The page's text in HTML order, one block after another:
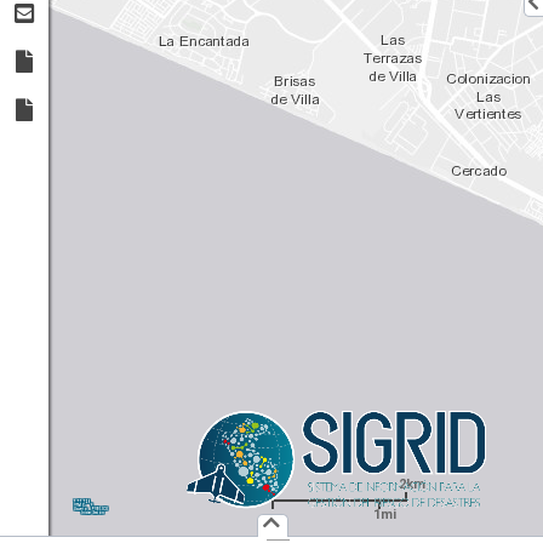
1: 72,224
UTM
X:
Y:
Usuario :
PUBLICO
Iniciar Sesión
2km
1mi